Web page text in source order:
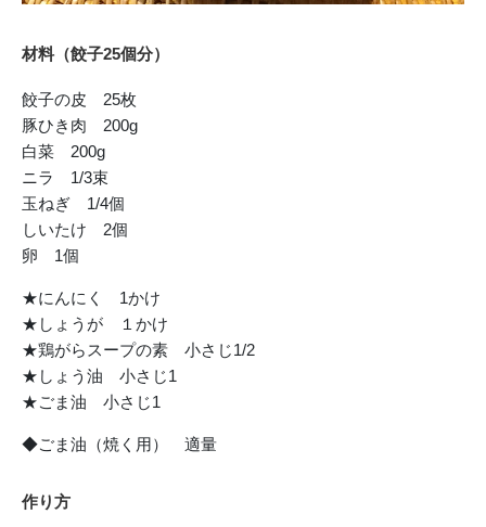
材料（餃子25個分）
餃子の皮 25枚
豚ひき肉 200g
白菜 200g
ニラ 1/3束
玉ねぎ 1/4個
しいたけ 2個
卵 1個
★にんにく 1かけ
★しょうが １かけ
★鶏がらスープの素 小さじ1/2
★しょう油 小さじ1
★ごま油 小さじ1
◆ごま油（焼く用） 適量
作り方